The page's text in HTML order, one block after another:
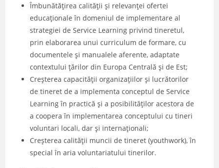
Îmbunătățirea calității și relevanței ofertei
educaționale în domeniul de implementare al
strategiei de Service Learning privind tineretul,
prin elaborarea unui curriculum de formare, cu
documentele și manualele aferente, adaptate
contextului țărilor din Europa Centrală și de Est;
Creșterea capacității organizațiilor și lucrătorilor
de tineret de a implementa conceptul de Service
Learning în practică și a posibilităților acestora de
a coopera în implementarea conceptului cu tineri
voluntari locali, dar și internaționali;
Creșterea calității muncii de tineret (youthwork), în
special în aria voluntariatului tinerilor.